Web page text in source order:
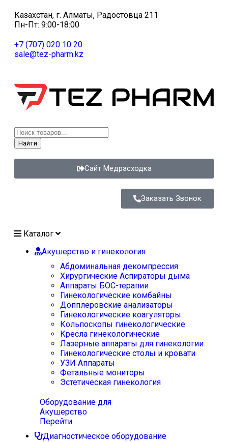
Казахстан, г. Алматы, Радостовца 211
Пн-Пт: 9:00-18:00
+7 (707) 020 10 20
sale@tez-pharm.kz
Найти
Сайт Медрасходка
Заказать Звонок
Каталог
Акушерство и гинекология
Абдоминальная декомпрессия
Хирургические Аспираторы дыма
Аппараты БОС-терапии
Гинекологические комбайны
Допплеровские анализаторы
Гинекологические коагуляторы
Кольпоскопы гинекологические
Кресла гинекологические
Лазерные аппараты для гинекологии
Гинекологические столы и кровати
УЗИ Аппараты
Фетальные мониторы
Эстетическая гинекология
Оборудование для
Акушерство
Перейти
Диагностическое оборудование